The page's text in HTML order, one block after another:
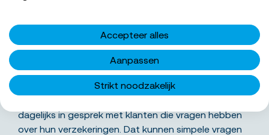
Wat ga je precies doen
dagelijks in gesprek met klanten die vragen hebben
over hun verzekeringen. Dat kunnen simpele vragen
Accepteer alles
Aanpassen
Strikt noodzakelijk